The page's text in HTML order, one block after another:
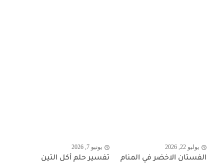
يوليو 22, 2026
الفستان الاخضر في المنام
يونيو 7, 2026
تفسير حلم أكل التين